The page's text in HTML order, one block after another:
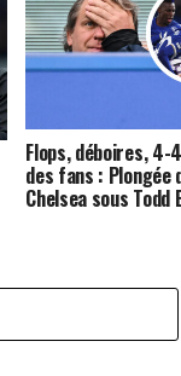
Flops, déboires,
des fans : Plongée
Chelsea sous Todd